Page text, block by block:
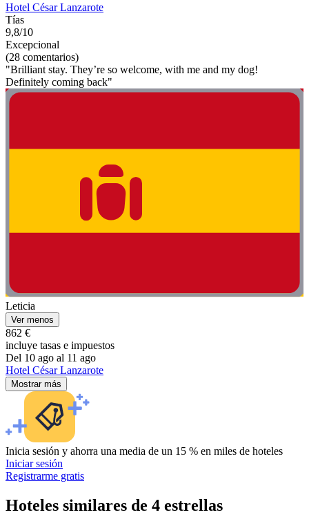
Hotel César Lanzarote
Tías
9,8/10
Excepcional
(28 comentarios)
"Brilliant stay. They’re so welcome, with me and my dog!
Definitely coming back"
Leticia
Ver menos
862 €
incluye tasas e impuestos
Del 10 ago al 11 ago
Hotel César Lanzarote
Mostrar más
Inicia sesión y ahorra una media de un 15 % en miles de hoteles
Iniciar sesión
Registrarme gratis
Hoteles similares de 4 estrellas